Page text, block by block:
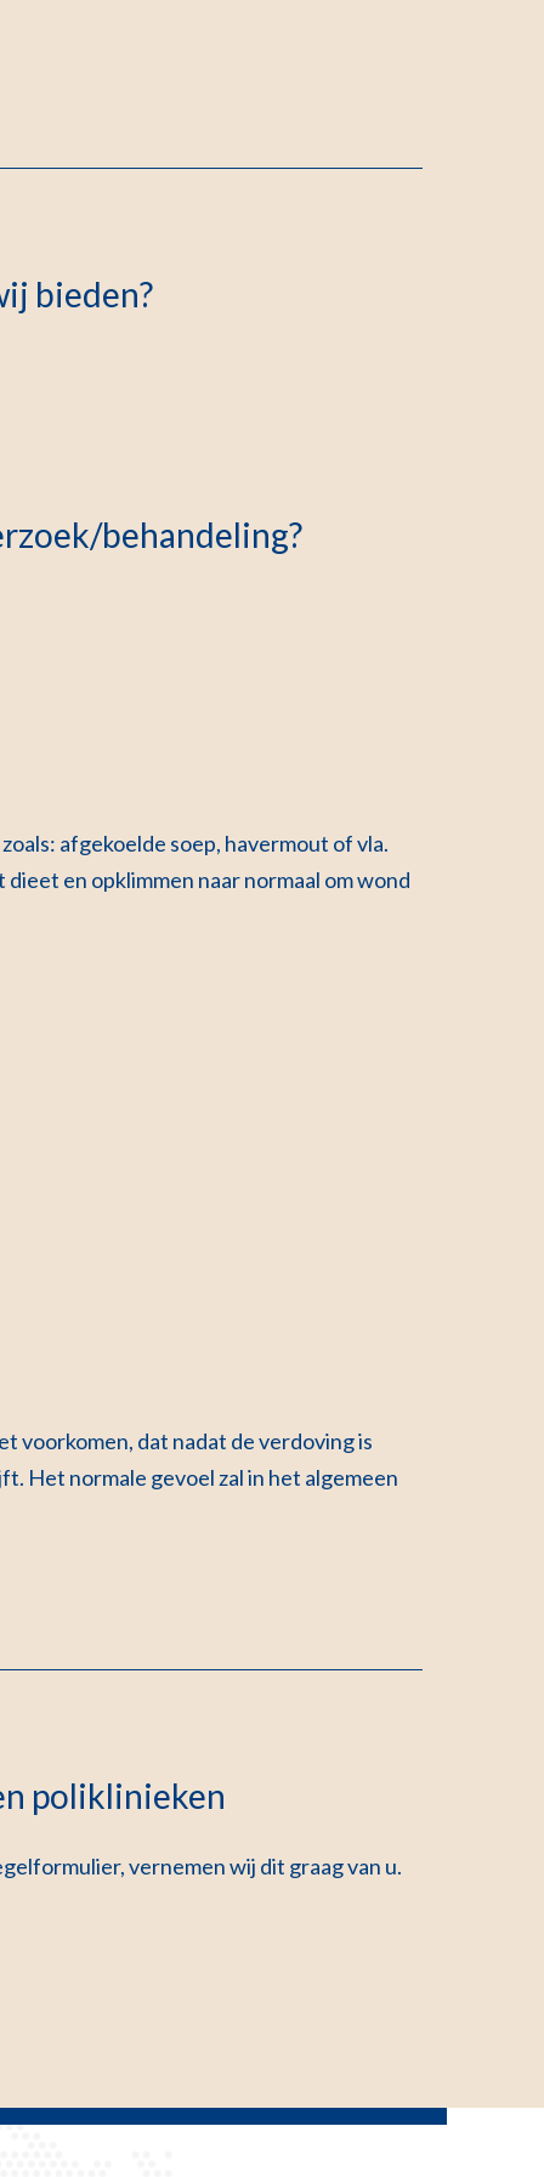
bieden?
behandeling?
afgekoelde soep, havermout of vla.
en opklimmen naar normaal om wond
voorkomen, dat nadat de verdoving is
Het normale gevoel zal in het algemeen
poliklinieken
vernemen wij dit graag van u.